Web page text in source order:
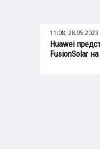
11:08, 28.05.2023
Huawei
FusionSolar на